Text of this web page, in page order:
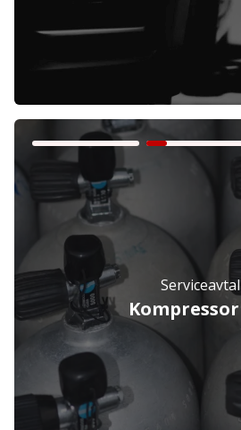
Företag
Privatperson
Serviceavtal
Kompressor